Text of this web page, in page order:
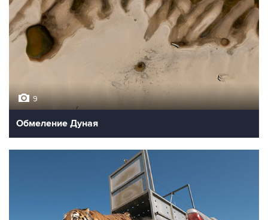
9
Обмеление Дуная